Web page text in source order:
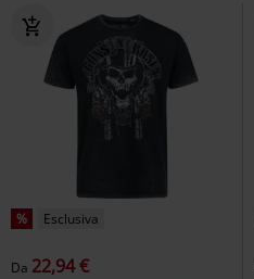
% Esclusiva
Da 22,94 €